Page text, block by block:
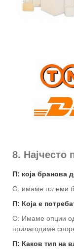
8. Најчесто
П: која бранова
О: имаме големи
П: Која е
О: Имаме опции
прилагодиме
П: Каков тип на